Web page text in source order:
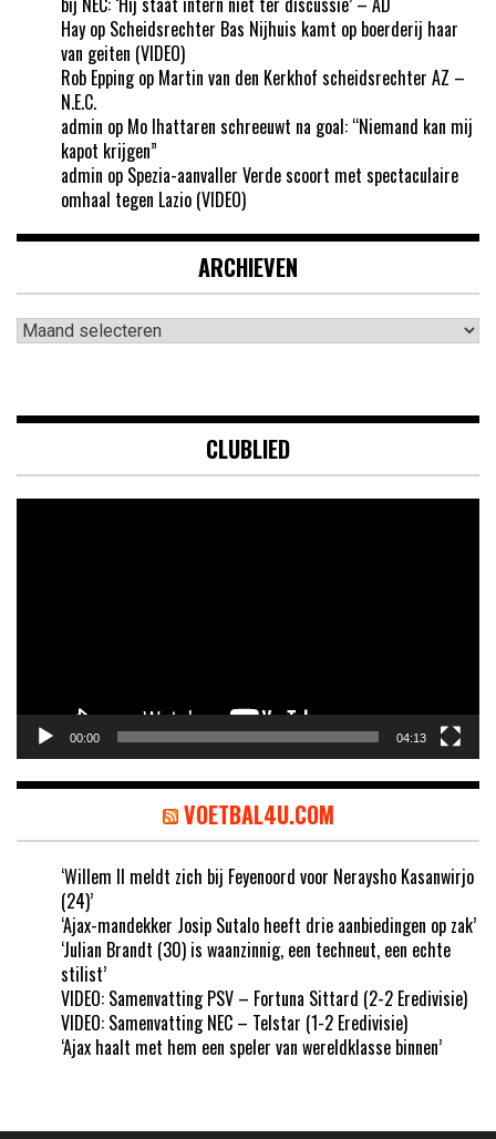
Hay op Scheidsrechter Bas Nijhuis kamt op boerderij haar
van geiten (VIDEO)
Rob Eppingop Martin van den Kerkhof scheidsrechter AZ –
N.E.C.
admin op Mo Ihattaren schreeuwt na goal: “Niemand kan mij
kapot krijgen”
admin op Spezia-aanvaller Verde scoort met spectaculaire
omhaal tegen Lazio (VIDEO)
ARCHIEVEN
Archieven
CLUBLIED
00:00 04:13
VOETBAL4U.COM
‘Willem II meldt zich bij Feyenoord voor Neraysho Kasanwirjo
(24)’
‘Ajax-mandekker Josip Sutalo heeft drie aanbiedingen op zak’
‘Julian Brandt (30) is waanzinnig, een techneut, een echte
stilist’
VIDEO: Samenvatting PSV – Fortuna Sittard (2-2 Eredivisie)
VIDEO: Samenvatting NEC – Telstar (1-2 Eredivisie)
‘Ajax haalt met hem een speler van wereldklasse binnen’